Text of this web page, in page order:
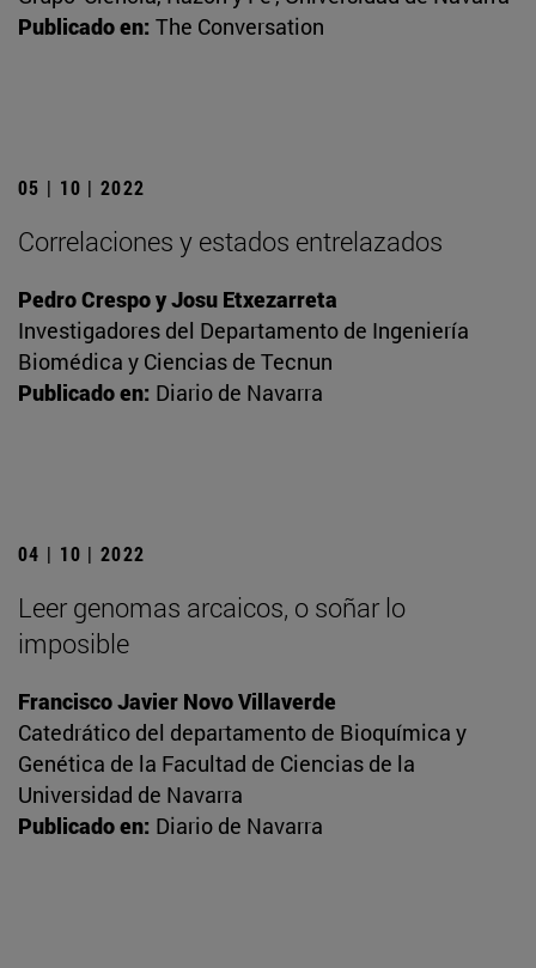
Publicado en: The Conversation
05 | 10 | 2022
Correlaciones y estados entrelazados
Pedro Crespo y Josu Etxezarreta
Investigadores del Departamento de Ingeniería
Biomédica y Ciencias de Tecnun
Publicado en: Diario de Navarra
04 | 10 | 2022
Leer genomas arcaicos, o soñar lo
imposible
Francisco Javier Novo Villaverde
Catedrático del departamento de Bioquímica y
Genética de la Facultad de Ciencias de la
Universidad de Navarra
Publicado en: Diario de Navarra